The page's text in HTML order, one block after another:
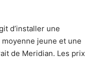
d’installer une
jeune et une
de Meridian. Les prix